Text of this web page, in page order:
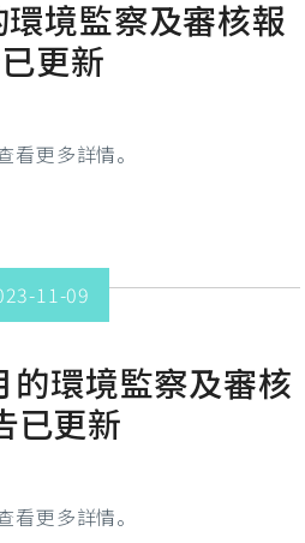
境監察及審核報
更新
看更多詳情。
11-09
環境監察及審核
已更新
看更多詳情。